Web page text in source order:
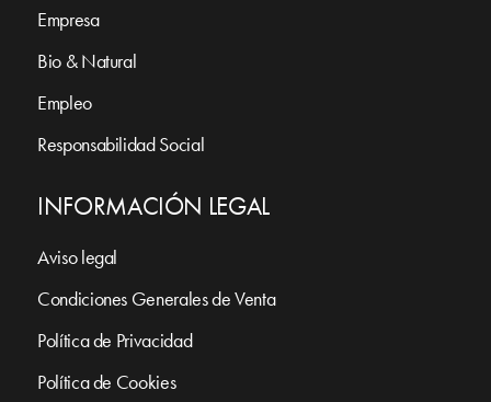
Empresa
Bio & Natural
Empleo
Responsabilidad Social
INFORMACIÓN LEGAL
Aviso legal
Condiciones Generales de Venta
Política de Privacidad
Política de Cookies